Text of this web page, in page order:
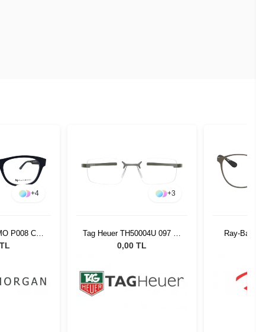
+4
P008 C01
+3
Tag Heuer TH50004U 097 56
15
0,00 TL
Ray-